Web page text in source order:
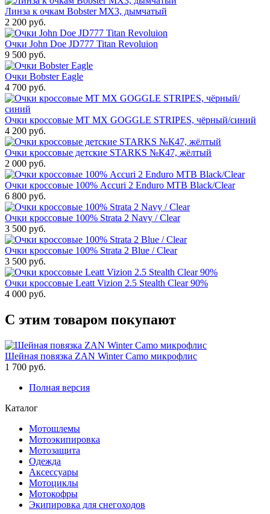
Линза к очкам Bobster MX3, дымчатый
2 200 руб.
Очки John Doe JD777 Titan Revoluion
9 500 руб.
Очки Bobster Eagle
4 700 руб.
Очки кроссовые MT MX GOGGLE STRIPES, чёрный/синий
4 200 руб.
Очки кроссовые детские STARKS №К47, жёлтый
2 000 руб.
Очки кроссовые 100% Accuri 2 Enduro MTB Black/Clear
6 800 руб.
Очки кроссовые 100% Strata 2 Navy / Clear
3 500 руб.
Очки кроссовые 100% Strata 2 Blue / Clear
3 500 руб.
Очки кроссовые Leatt Vizion 2.5 Stealth Clear 90%
4 000 руб.
С этим товаром покупают
Шейная повязка ZAN Winter Camo микрофлис
1 700 руб.
Полная версия
Каталог
Мотошлемы
Мотоэкипировка
Мотозащита
Одежда
Аксессуары
Мотоциклы
Мотокофры
Экипировка для снегоходов